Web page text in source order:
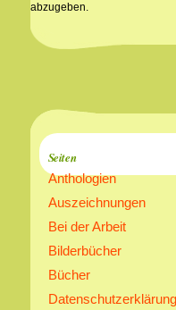
abzugeben.
Seiten
Anthologien
Auszeichnungen
Bei der Arbeit
Bilderbücher
Bücher
Datenschutzerklärung